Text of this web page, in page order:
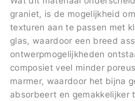
graniet, is de mogelijkheid
texturen aan te passen met
glas, waardoor een breed
ontwerpmogelijkheden
composiet veel minder
marmer, waardoor het bijna
absorbeert en gemakkelijker